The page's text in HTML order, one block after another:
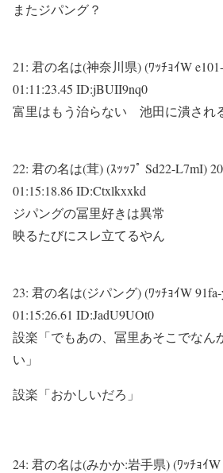
またジパング？
21: 君の名は(神奈川県) (ﾜｯﾁｮｲW
01:11:23.45 ID:jBUII9nq0
富里はもう治らない 池田に潰され
22: 君の名は(茸) (ｽｯｯﾌﾟ Sd22-L7mI)
01:15:18.86 ID:Ctxlkxxkd
ジパングの冨里好きは異常
映るたびにスレ立てるやん
23: 君の名は(ジパング) (ﾜｯﾁｮｲW
01:15:26.61 ID:JadU9UOt0
設楽「でもあの、冨里あそこでなん
い」
設楽「おかしいだろ」
24: 君の名は(みかか:岩手県) (ﾜｯﾁｮｲ